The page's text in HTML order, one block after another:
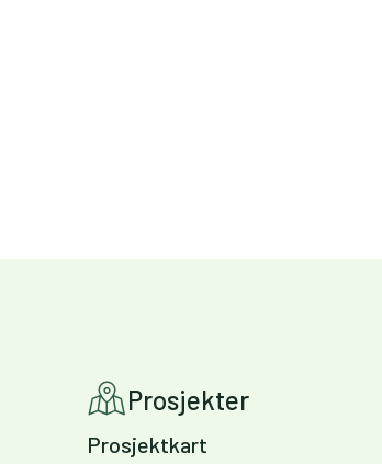
Prosjekter
Prosjektkart